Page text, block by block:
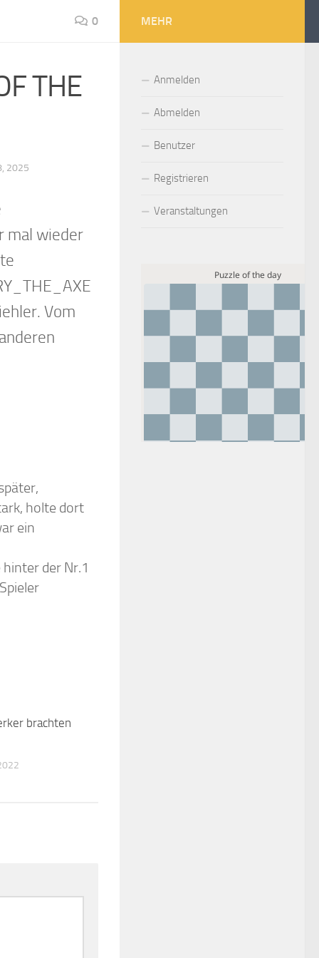
0
THE
2025
mal wieder
Vom
holte dort
ein
der Nr.1
brachten
MEHR
Anmelden
Abmelden
Benutzer
Registrieren
Veranstaltungen